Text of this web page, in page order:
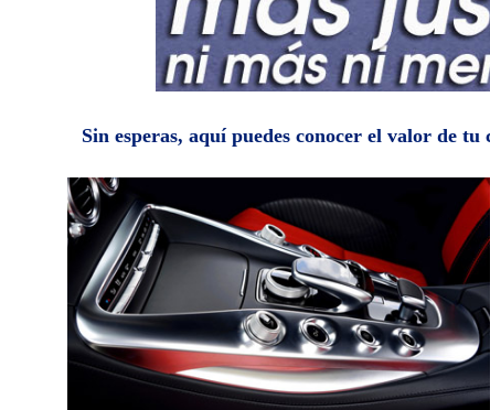
Sin esperas, aquí puedes conocer el valor de